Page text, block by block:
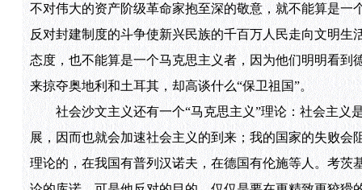
不对伟大的资产阶级革命家抱至深的敬意，就不能算是
反对封建制度的斗争使新兴民族的千百万人民走向文明
态度，也不能算是一个马克思主义者，因为他们明明看
来掠夺奥地利和土耳其，却高谈什么“保卫祖国”。
社会沙文主义还有一个“马克思主义”理论：社会主义
展，因而也就会加速社会主义的到来；我的国家的失败
理论的，在我国有普列汉诺夫，在德国有伦施等人。考